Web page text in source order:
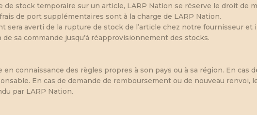
de stock temporaire sur un article, LARP Nation se réserve le droit de
de port supplémentaires sont à la charge de LARP Nation.
sera averti de la rupture de stock de l’article chez notre fournisseur et
de sa commande jusqu’à réapprovisionnement des stocks.
connaissance des règles propres à son pays ou à sa région. En cas
En cas de demande de remboursement ou de nouveau renvoi,
par LARP Nation.